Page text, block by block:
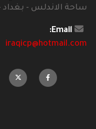
ساحة الاندلس - بغداد
Email:
iraqicp@hotmail.com